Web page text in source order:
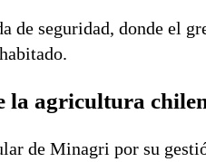
de seguridad, donde el
la agricultura
de Minagri por su